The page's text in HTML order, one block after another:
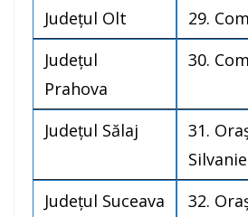
Judeţul Olt
29.
Judeţul
Prahova
30.
Judeţul Sălaj
31.
Judeţul Suceava
32.